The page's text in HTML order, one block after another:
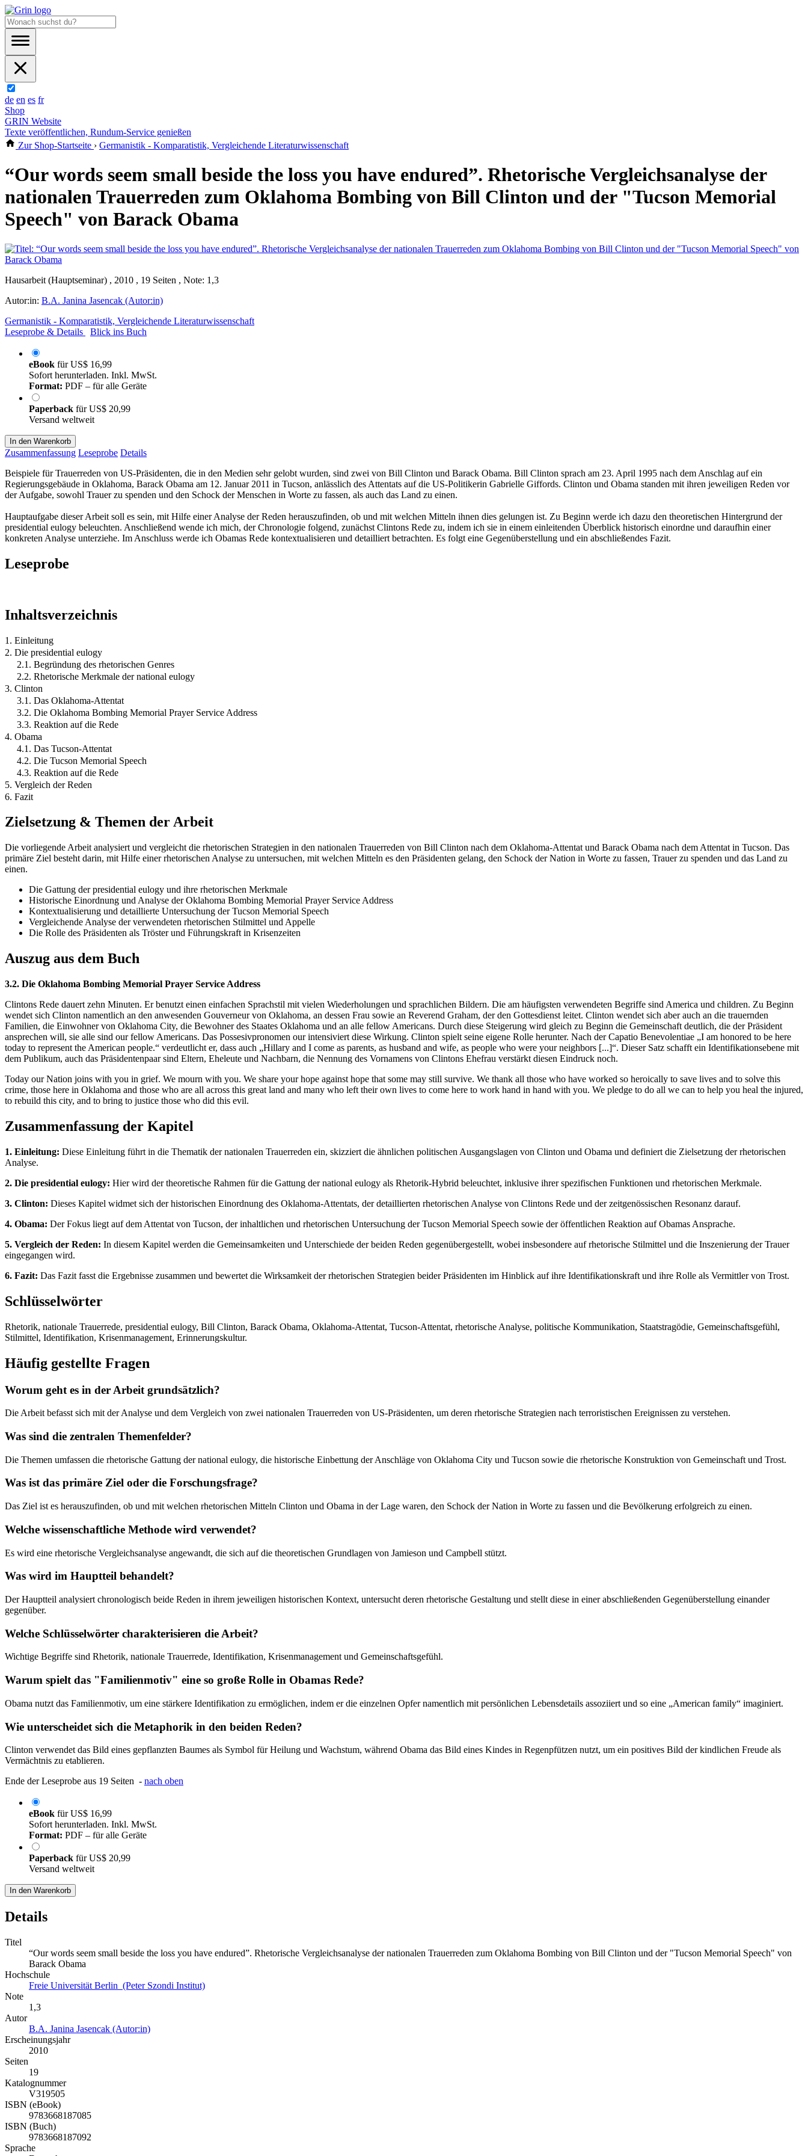
de en es fr
Shop
GRIN Website
Texte veröffentlichen, Rundum-Service genießen
Zur Shop-Startseite › Germanistik - Komparatistik, Vergleichende Literaturwissenschaft
“Our words seem small beside the loss you have endured”. Rhetorische Vergleichsanalyse der
nationalen Trauerreden zum Oklahoma Bombing von Bill Clinton und der "Tucson Memorial
Speech" von Barack Obama
Hausarbeit (Hauptseminar) , 2010 , 19 Seiten , Note: 1,3
Autor:in: B.A. Janina Jasencak (Autor:in)
Germanistik - Komparatistik, Vergleichende Literaturwissenschaft
Leseprobe & Details
Blick ins Buch
eBook fürUS$ 16,99
Sofort herunterladen. Inkl. MwSt.
Format: PDF – für alle Geräte
Paperback fürUS$ 20,99
Versand weltweit
In den Warenkorb
Zusammenfassung Leseprobe Details
Beispiele für Trauerreden von US-Präsidenten, die in den Medien sehr gelobt wurden, sind zwei von Bill Clinton und Barack Obama. Bill Clinton sprach am 23. April 1995 nach dem Anschlag auf ein
Regierungsgebäude in Oklahoma, Barack Obama am 12. Januar 2011 in Tucson, anlässlich des Attentats auf die US-Politikerin Gabrielle Giffords. Clinton und Obama standen mit ihren jeweiligen Reden vor
der Aufgabe, sowohl Trauer zu spenden und den Schock der Menschen in Worte zu fassen, als auch das Land zu einen.
Hauptaufgabe dieser Arbeit soll es sein, mit Hilfe einer Analyse der Reden herauszufinden, ob und mit welchen Mitteln ihnen dies gelungen ist. Zu Beginn werde ich dazu den theoretischen Hintergrund der
presidential eulogy beleuchten. Anschließend wende ich mich, der Chronologie folgend, zunächst Clintons Rede zu, indem ich sie in einem einleitenden Überblick historisch einordne und daraufhin einer
konkreten Analyse unterziehe. Im Anschluss werde ich Obamas Rede kontextualisieren und detailliert betrachten. Es folgt eine Gegenüberstellung und ein abschließendes Fazit.
Leseprobe
Inhaltsverzeichnis
1. Einleitung
2. Die presidential eulogy
2.1. Begründung des rhetorischen Genres
2.2. Rhetorische Merkmale der national eulogy
3. Clinton
3.1. Das Oklahoma-Attentat
3.2. Die Oklahoma Bombing Memorial Prayer Service Address
3.3. Reaktion auf die Rede
4. Obama
4.1. Das Tucson-Attentat
4.2. Die Tucson Memorial Speech
4.3. Reaktion auf die Rede
5. Vergleich der Reden
6. Fazit
Zielsetzung & Themen der Arbeit
Die vorliegende Arbeit analysiert und vergleicht die rhetorischen Strategien in den nationalen Trauerreden von Bill Clinton nach dem Oklahoma-Attentat und Barack Obama nach dem Attentat in Tucson. Das
primäre Ziel besteht darin, mit Hilfe einer rhetorischen Analyse zu untersuchen, mit welchen Mitteln es den Präsidenten gelang, den Schock der Nation in Worte zu fassen, Trauer zu spenden und das Land zu
einen.
Die Gattung der presidential eulogy und ihre rhetorischen Merkmale
Historische Einordnung und Analyse der Oklahoma Bombing Memorial Prayer Service Address
Kontextualisierung und detaillierte Untersuchung der Tucson Memorial Speech
Vergleichende Analyse der verwendeten rhetorischen Stilmittel und Appelle
Die Rolle des Präsidenten als Tröster und Führungskraft in Krisenzeiten
Auszug aus dem Buch
3.2. Die Oklahoma Bombing Memorial Prayer Service Address
Clintons Rede dauert zehn Minuten. Er benutzt einen einfachen Sprachstil mit vielen Wiederholungen und sprachlichen Bildern. Die am häufigsten verwendeten Begriffe sind America und children. Zu Beginn
wendet sich Clinton namentlich an den anwesenden Gouverneur von Oklahoma, an dessen Frau sowie an Reverend Graham, der den Gottesdienst leitet. Clinton wendet sich aber auch an die trauernden
Familien, die Einwohner von Oklahoma City, die Bewohner des Staates Oklahoma und an alle fellow Americans. Durch diese Steigerung wird gleich zu Beginn die Gemeinschaft deutlich, die der Präsident
ansprechen will, sie alle sind our fellow Americans. Das Possesivpronomen our intensiviert diese Wirkung. Clinton spielt seine eigene Rolle herunter. Nach der Capatio Benevolentiae „I am honored to be here
today to represent the American people.“ verdeutlicht er, dass auch „Hillary and I come as parents, as husband and wife, as people who were your neighbors [...]“. Dieser Satz schafft ein Identifikationsebene mit
dem Publikum, auch das Präsidentenpaar sind Eltern, Eheleute und Nachbarn, die Nennung des Vornamens von Clintons Ehefrau verstärkt diesen Eindruck noch.
Today our Nation joins with you in grief. We mourn with you. We share your hope against hope that some may still survive. We thank all those who have worked so heroically to save lives and to solve this
crime, those here in Oklahoma and those who are all across this great land and many who left their own lives to come here to work hand in hand with you. We pledge to do all we can to help you heal the injured,
to rebuild this city, and to bring to justice those who did this evil.
Zusammenfassung der Kapitel
1. Einleitung: Diese Einleitung führt in die Thematik der nationalen Trauerreden ein, skizziert die ähnlichen politischen Ausgangslagen von Clinton und Obama und definiert die Zielsetzung der rhetorischen
Analyse.
2. Die presidential eulogy: Hier wird der theoretische Rahmen für die Gattung der national eulogy als Rhetorik-Hybrid beleuchtet, inklusive ihrer spezifischen Funktionen und rhetorischen Merkmale.
3. Clinton: Dieses Kapitel widmet sich der historischen Einordnung des Oklahoma-Attentats, der detaillierten rhetorischen Analyse von Clintons Rede und der zeitgenössischen Resonanz darauf.
4. Obama: Der Fokus liegt auf dem Attentat von Tucson, der inhaltlichen und rhetorischen Untersuchung der Tucson Memorial Speech sowie der öffentlichen Reaktion auf Obamas Ansprache.
5. Vergleich der Reden: In diesem Kapitel werden die Gemeinsamkeiten und Unterschiede der beiden Reden gegenübergestellt, wobei insbesondere auf rhetorische Stilmittel und die Inszenierung der Trauer
eingegangen wird.
6. Fazit: Das Fazit fasst die Ergebnisse zusammen und bewertet die Wirksamkeit der rhetorischen Strategien beider Präsidenten im Hinblick auf ihre Identifikationskraft und ihre Rolle als Vermittler von Trost.
Schlüsselwörter
Rhetorik, nationale Trauerrede, presidential eulogy, Bill Clinton, Barack Obama, Oklahoma-Attentat, Tucson-Attentat, rhetorische Analyse, politische Kommunikation, Staatstragödie, Gemeinschaftsgefühl,
Stilmittel, Identifikation, Krisenmanagement, Erinnerungskultur.
Häufig gestellte Fragen
Worum geht es in der Arbeit grundsätzlich?
Die Arbeit befasst sich mit der Analyse und dem Vergleich von zwei nationalen Trauerreden von US-Präsidenten, um deren rhetorische Strategien nach terroristischen Ereignissen zu verstehen.
Was sind die zentralen Themenfelder?
Die Themen umfassen die rhetorische Gattung der national eulogy, die historische Einbettung der Anschläge von Oklahoma City und Tucson sowie die rhetorische Konstruktion von Gemeinschaft und Trost.
Was ist das primäre Ziel oder die Forschungsfrage?
Das Ziel ist es herauszufinden, ob und mit welchen rhetorischen Mitteln Clinton und Obama in der Lage waren, den Schock der Nation in Worte zu fassen und die Bevölkerung erfolgreich zu einen.
Welche wissenschaftliche Methode wird verwendet?
Es wird eine rhetorische Vergleichsanalyse angewandt, die sich auf die theoretischen Grundlagen von Jamieson und Campbell stützt.
Was wird im Hauptteil behandelt?
Der Hauptteil analysiert chronologisch beide Reden in ihrem jeweiligen historischen Kontext, untersucht deren rhetorische Gestaltung und stellt diese in einer abschließenden Gegenüberstellung einander
gegenüber.
Welche Schlüsselwörter charakterisieren die Arbeit?
Wichtige Begriffe sind Rhetorik, nationale Trauerrede, Identifikation, Krisenmanagement und Gemeinschaftsgefühl.
Warum spielt das "Familienmotiv" eine so große Rolle in Obamas Rede?
Obama nutzt das Familienmotiv, um eine stärkere Identifikation zu ermöglichen, indem er die einzelnen Opfer namentlich mit persönlichen Lebensdetails assoziiert und so eine „American family“ imaginiert.
Wie unterscheidet sich die Metaphorik in den beiden Reden?
Clinton verwendet das Bild eines gepflanzten Baumes als Symbol für Heilung und Wachstum, während Obama das Bild eines Kindes in Regenpfützen nutzt, um ein positives Bild der kindlichen Freude als
Vermächtnis zu etablieren.
Ende der Leseprobe aus 19 Seiten - nach oben
eBook fürUS$ 16,99
Sofort herunterladen. Inkl. MwSt.
Format: PDF – für alle Geräte
Paperback fürUS$ 20,99
Versand weltweit
In den Warenkorb
Details
Titel
“Our words seem small beside the loss you have endured”. Rhetorische Vergleichsanalyse der nationalen Trauerreden zum Oklahoma Bombing von Bill Clinton und der "Tucson Memorial Speech" von
Barack Obama
Hochschule
Freie Universität Berlin (Peter Szondi Institut)
Note
1,3
Autor
B.A. Janina Jasencak (Autor:in)
Erscheinungsjahr
2010
Seiten
19
Katalognummer
V319505
ISBN (eBook)
9783668187085
ISBN (Buch)
9783668187092
Sprache